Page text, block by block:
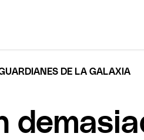
DE LA GALAXIA